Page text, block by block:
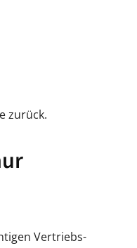
zurück.
Vertriebs-